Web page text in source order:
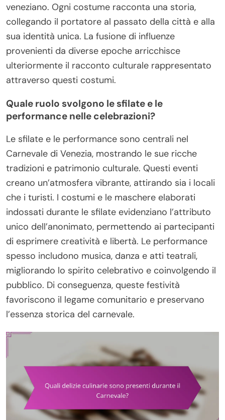
veneziano. Ogni costume racconta una storia,
collegando il portatore al passato della città e alla
sua identità unica. La fusione di influenze
provenienti da diverse epoche arricchisce
ulteriormente il racconto culturale rappresentato
attraverso questi costumi.
Quale ruolo svolgono le sfilate e le
performance nelle celebrazioni?
Le sfilate e le performance sono centrali nel
Carnevale di Venezia, mostrando le sue ricche
tradizioni e patrimonio culturale. Questi eventi
creano un’atmosfera vibrante, attirando sia i locali
che i turisti. I costumi e le maschere elaborati
indossati durante le sfilate evidenziano l’attributo
unico dell’anonimato, permettendo ai partecipanti
di esprimere creatività e libertà. Le performance
spesso includono musica, danza e atti teatrali,
migliorando lo spirito celebrativo e coinvolgendo il
pubblico. Di conseguenza, queste festività
favoriscono il legame comunitario e preservano
l’essenza storica del carnevale.